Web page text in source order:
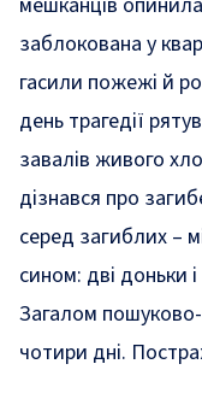
заблокована у
гасили пожежі й
день трагедії
завалів живого
дізнався про
серед загиблих –
сином: дві доньки
Загалом
чотири дні.